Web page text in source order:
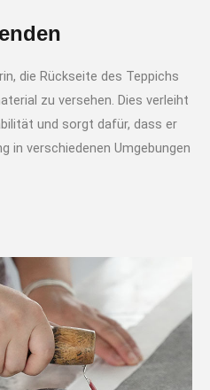
die Rückseite des Teppichs
zu versehen. Dies verleiht
und sorgt dafür, dass er
in verschiedenen Umgebungen